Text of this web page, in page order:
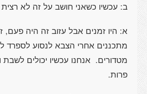
ב: עכשיו כשאני חושב על זה לא
א: היו זמנים אבל עזוב זה היה פעם,
מתכננים אחרי הצבא לנסוע לספרד
מטדורים. אנחנו עכשיו יכולים לשבת
פרות.